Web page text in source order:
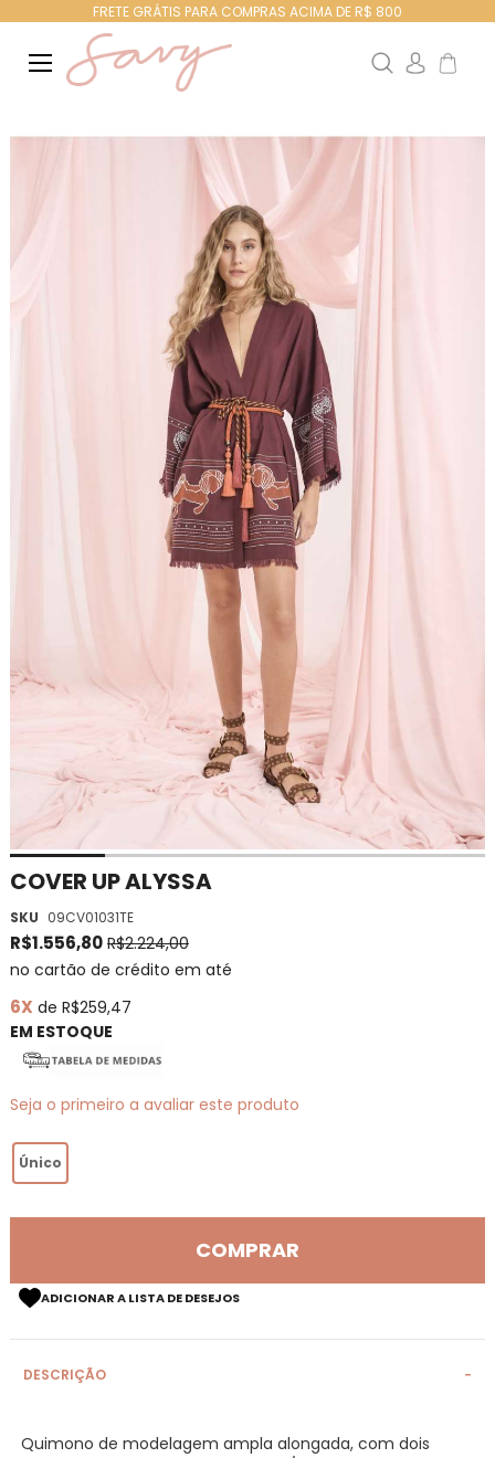
FRETE GRÁTIS PARA COMPRAS ACIMA DE R$ 800
Search
Meu
COVER UP ALYSSA
SKU 09CV01031TE
R$1.556,80 R$2.224,00
no cartão de crédito em até
6X de R$259,47
EM ESTOQUE
Seja o primeiro a avaliar este produto
Único
COMPRAR
ADICIONAR A LISTA DE DESEJOS
DESCRIÇÃO
Quimono de modelagem ampla alongada, com dois
Galeria
imagens
Saltar
o
início
da
de
imagens